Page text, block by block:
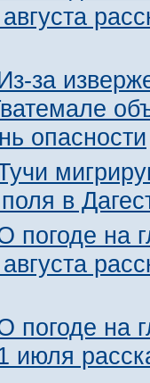
за
опасности
в
погоде на
погоде на
июля